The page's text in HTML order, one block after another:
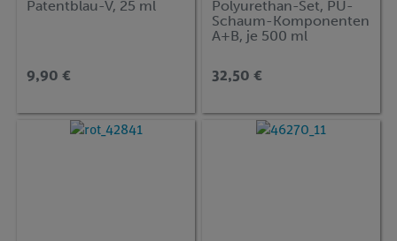
Patentblau-V, 25 ml
9,90 €
Polyurethan-Set, PU-
Schaum-Komponenten
A+B, je 500 ml
32,50 €